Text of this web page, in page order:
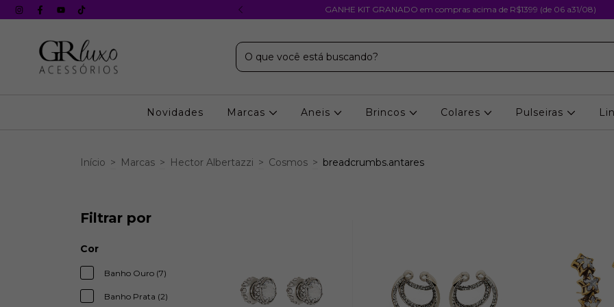
s/ juros em todos os cartões GANHE KIT GRANADO em compras acima de R$1399 (de 06 a31/08)
Novidades Marcas Aneis Brincos Colares Pulseiras
Início > Marcas > Hector Albertazzi > Cosmos > breadcrumbs.antares
Filtrar por
Cor
Banho Ouro (7)
Banho Prata (2)